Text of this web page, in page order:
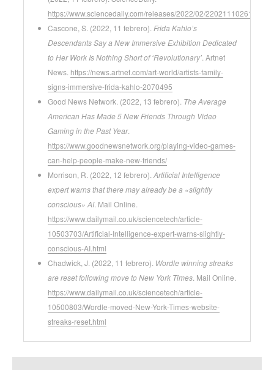
https://www.sciencedaily.com/releases/2022/02/220211102618.html
Cascone, S. (2022, 11 febrero). Frida Kahlo’s
Descendants Say a New Immersive Exhibition Dedicated
to Her Work Is Nothing Short of ‘Revolutionary’ . Artnet
News. https://news.artnet.com/art-world/artists-family-
signs-immersive-frida-kahlo-2070495
Good News Network. (2022, 13 febrero). The Average
American Has Made 5 New Friends Through Video
Gaming in the Past Year.
https://www.goodnewsnetwork.org/playing-video-games-
can-help-people-make-new-friends/
Morrison, R. (2022, 12 febrero). Artificial Intelligence
expert warns that there may already be a «slightly
conscious» AI. Mail Online.
https://www.dailymail.co.uk/sciencetech/article-
10503703/Artificial-Intelligence-expert-warns-slightly-
conscious-AI.html
Chadwick, J. (2022, 11 febrero). Wordle winning streaks
are reset following move to New York Times . Mail Online.
https://www.dailymail.co.uk/sciencetech/article-
10500803/Wordle-moved-New-York-Times-website-
streaks-reset.html